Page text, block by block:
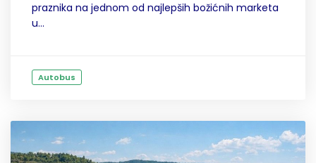
praznika na jednom od najlepših božićnih marketa
u...
Autobus